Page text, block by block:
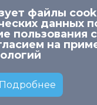
«НИСО»
файлы
данных
пользования
на
Подробнее